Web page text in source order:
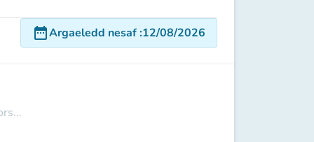
date_rangeArgaeledd nesaf:12/08/2026